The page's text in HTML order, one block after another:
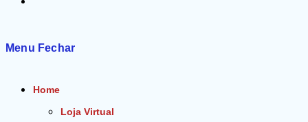
Menu Fechar
Home
Loja Virtual